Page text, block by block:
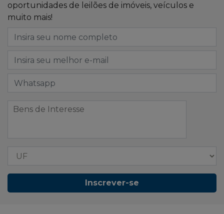
oportunidades de leilões de imóveis, veículos e
muito mais!
Inscrever-se